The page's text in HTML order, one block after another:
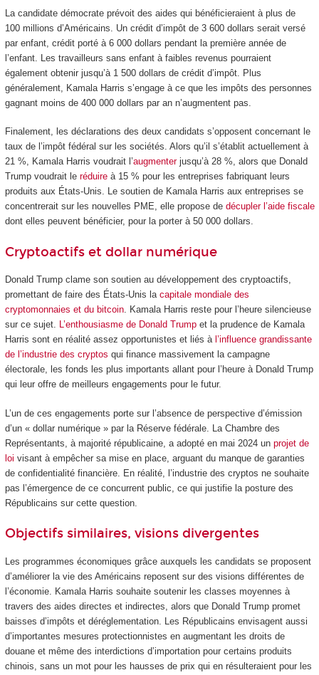
La candidate démocrate prévoit des aides qui bénéficieraient à plus de
100 millions d’Américains. Un crédit d’impôt de 3 600 dollars serait versé
par enfant, crédit porté à 6 000 dollars pendant la première année de
l’enfant. Les travailleurs sans enfant à faibles revenus pourraient
également obtenir jusqu’à 1 500 dollars de crédit d’impôt. Plus
généralement, Kamala Harris s’engage à ce que les impôts des personnes
gagnant moins de 400 000 dollars par an n’augmentent pas.
Finalement, les déclarations des deux candidats s’opposent concernant le
taux de l’impôt fédéral sur les sociétés. Alors qu’il s’établit actuellement à
21 %, Kamala Harris voudrait l’augmenterjusqu’à 28 %, alors que Donald
Trump voudrait le réduireà 15 % pour les entreprises fabriquant leurs
produits aux États-Unis. Le soutien de Kamala Harris aux entreprises se
concentrerait sur les nouvelles PME, elle propose de décupler l’aide fiscale
dont elles peuvent bénéficier, pour la porter à 50 000 dollars.
Cryptoactifs et dollar numérique
Donald Trump clame son soutien au développement des cryptoactifs,
promettant de faire des États-Unis la capitale mondiale des
cryptomonnaies et du bitcoin. Kamala Harris reste pour l’heure silencieuse
sur ce sujet. L’enthousiasme de Donald Trumpet la prudence de Kamala
Harris sont en réalité assez opportunistes et liés à l’influence grandissante
de l’industrie des cryptos qui finance massivement la campagne
électorale, les fonds les plus importants allant pour l’heure à Donald Trump
qui leur offre de meilleurs engagements pour le futur.
L’un de ces engagements porte sur l’absence de perspective d’émission
d’un « dollar numérique » par la Réserve fédérale. La Chambre des
Représentants, à majorité républicaine, a adopté en mai 2024 un projet de
loi visant à empêcher sa mise en place, arguant du manque de garanties
de confidentialité financière. En réalité, l’industrie des cryptos ne souhaite
pas l’émergence de ce concurrent public, ce qui justifie la posture des
Républicains sur cette question.
Objectifs similaires, visions divergentes
Les programmes économiques grâce auxquels les candidats se proposent
d’améliorer la vie des Américains reposent sur des visions différentes de
l’économie. Kamala Harris souhaite soutenir les classes moyennes à
travers des aides directes et indirectes, alors que Donald Trump promet
baisses d’impôts et déréglementation. Les Républicains envisagent aussi
d’importantes mesures protectionnistes en augmentant les droits de
douane et même des interdictions d’importation pour certains produits
chinois, sans un mot pour les hausses de prix qui en résulteraient pour les